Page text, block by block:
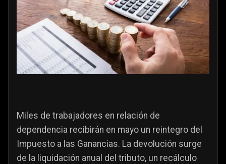
Miles de trabajadores en relación de
dependencia recibirán en mayo un reintegro del
Impuesto a las Ganancias. La devolución surge
de la liquidación anual del tributo, un recálculo